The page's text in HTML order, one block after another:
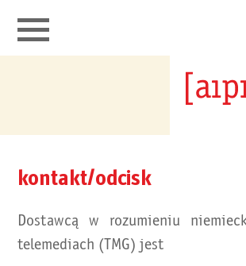
portfolio
kontakt
kontakt/odcisk
Dostawcą w rozumieniu
telemediach (TMG) jest